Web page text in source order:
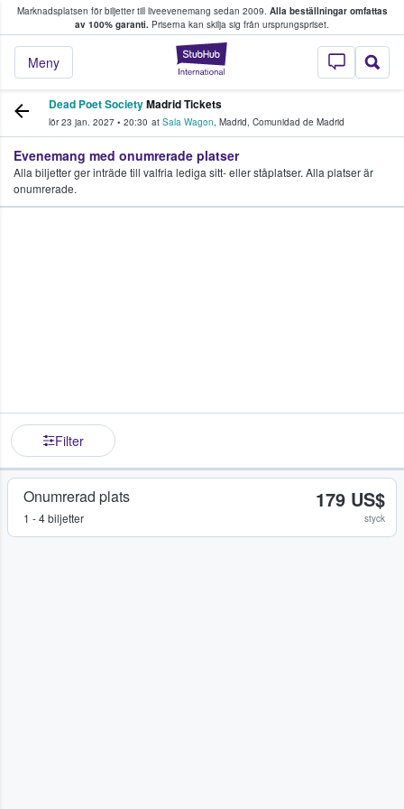
Marknadsplatsen för biljetter till liveevenemang sedan 2009. Alla beställningar omfattas
av 100% garanti. Priserna kan skilja sig från ursprungspriset.
StubHub – där
Meny
köper och säljer biljetter.
Dead Poet SocietyMadrid Tickets
lör 23 jan. 2027 • 20:30 at Sala Wagon, Madrid, Comunidad de Madrid
Evenemang med onumrerade platser
Alla biljetter ger inträde till valfria lediga sitt- eller ståplatser. Alla platser är
onumrerade.
Filter
Onumrerad plats
1 - 4 biljetter
179 US$
styck